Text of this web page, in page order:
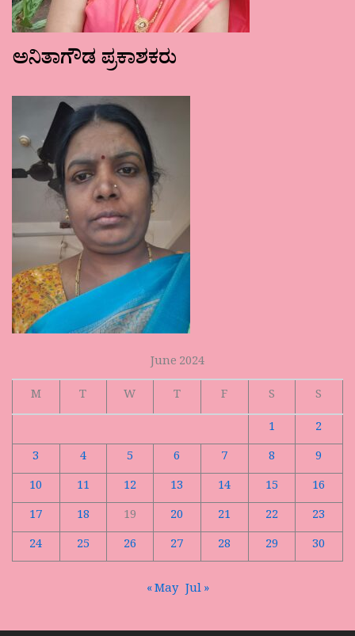
ಅನಿತಾಗೌಡ ಪ್ರಕಾಶಕರು
June 2024
M
T W T F S
S
1
2
3
4 5 6 7 8
9
10
11 12 13 14 15
16
17
18 19 20 21 22
23
24
25 26 27 28 29 30
« May Jul »